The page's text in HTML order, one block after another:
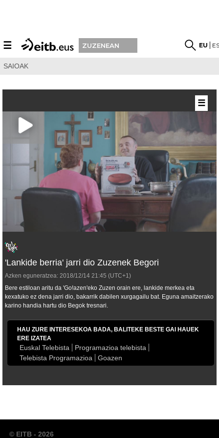
☰ ZUZENEAN EU
SAIOAK
'Lankide berria' jarri dio Zuzenek Begori
Azken eguneratzea: 2018/12/14 21:45 (UTC+1)
Bere estiloan aritu da 'Go!azen'eko Zuzen orain ere, lankide merkea eta
kexatuko ez dena jarri dio, bakarrik dabilen xurgagailu bat. Eguna amaitzerako
karino handia hartu dio Begok tresnari.
HAU ZURE INTERESEKOA BADA, BALITEKE BESTE GAI HAUEK
ERE IZATEA
Euskal Telebista
Programazioa telebista
Telebista Programazioa
Goazen
☰
© EITB - 2026